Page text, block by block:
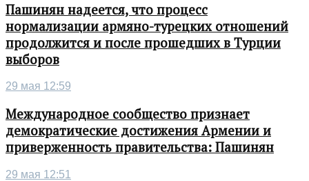
Пашинян надеется, что процесс
нормализации армяно-турецких отношений
продолжится и после прошедших в Турции
выборов
29 мая 12:59
Международное сообщество признает
демократические достижения Армении и
приверженность правительства: Пашинян
29 мая 12:51